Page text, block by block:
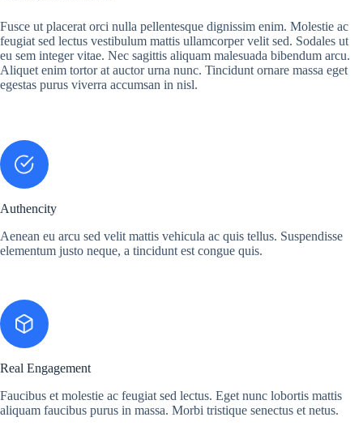
Fusce ut placerat orci nulla pellentesque dignissim enim. Molestie ac
feugiat sed lectus vestibulum mattis ullamcorper velit sed. Sodales ut
eu sem integer vitae. Nec sagittis aliquam malesuada bibendum arcu.
Aliquet enim tortor at auctor urna nunc. Tincidunt ornare massa eget
egestas purus viverra accumsan in nisl.
Authencity
Aenean eu arcu sed velit mattis vehicula ac quis tellus. Suspendisse
elementum justo neque, a tincidunt est congue quis.
Real Engagement
Faucibus et molestie ac feugiat sed lectus. Eget nunc lobortis mattis
aliquam faucibus purus in massa. Morbi tristique senectus et netus.